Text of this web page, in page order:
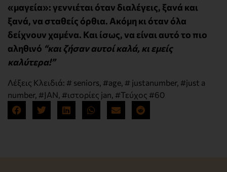
«μαγεία»: γεννιέται όταν διαλέγεις, ξανά και
ξανά, να σταθείς όρθια. Ακόμη κι όταν όλα
δείχνουν χαμένα. Και ίσως, να είναι αυτό το πιο
αληθινό “και ζήσαν αυτοί καλά, κι εμείς
καλύτερα!”
Λέξεις Κλειδιά: # seniors #age # justanumber, #just a
number, #JAN #ιστορίες jan #Τεύχος #60